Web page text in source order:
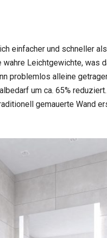
einfacher und schneller
Leichtgewichte,
problemlos alleine
um ca. 65%
gemauerte Wand